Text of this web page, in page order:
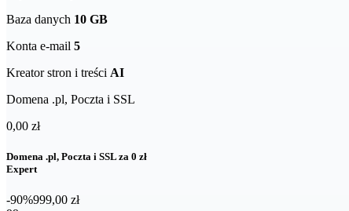
Baza danych 10 GB
Konta e-mail 5
Kreator stron i treści AI
Domena .pl, Poczta i SSL
0,00 zł
Domena .pl, Poczta i SSL za 0 zł
Expert
-90%999,00 zł